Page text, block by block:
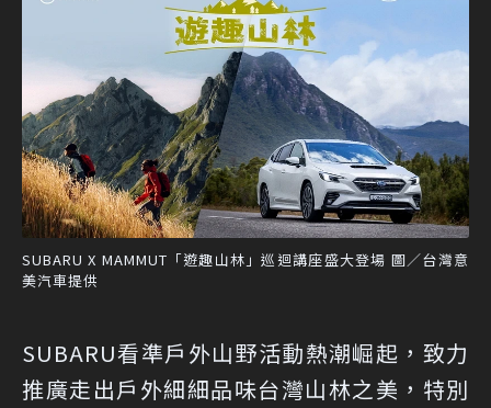
SUBARU X MAMMUT「遊趣山林」巡迴講座盛大登場 圖／台灣意
美汽車提供
SUBARU看準戶外山野活動熱潮崛起，致力
推廣走出戶外細細品味台灣山林之美，特別